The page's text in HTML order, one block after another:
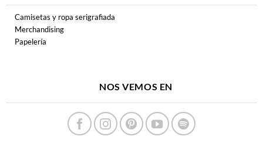
Camisetas y ropa serigrafiada
Merchandising
Papelería
NOS VEMOS EN